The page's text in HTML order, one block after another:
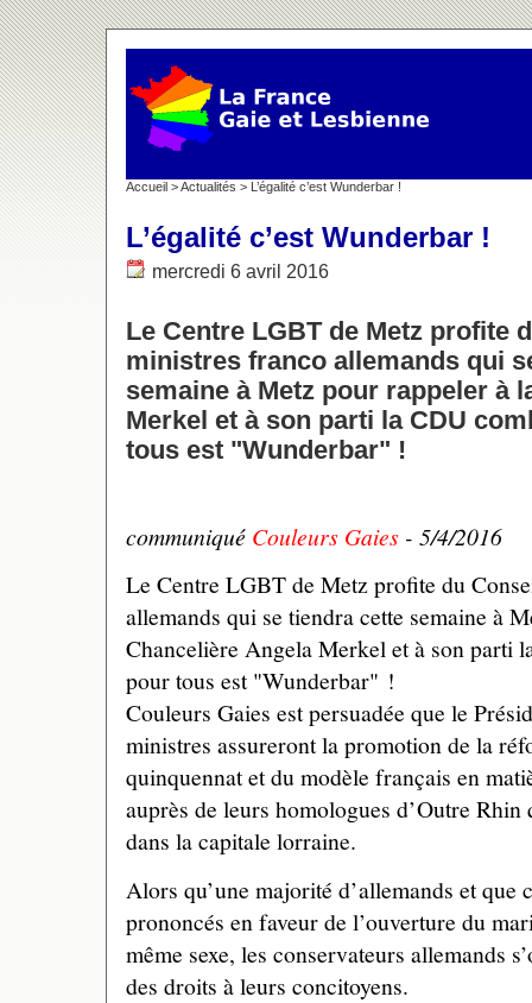
Accueil >Actualités > L’égalité c’est Wunderbar !
L’égalité c’est Wunderbar !
mercredi 6 avril 2016
Le Centre LGBT de Metz profite
ministres franco allemands qui
semaine à Metz pour rappeler à
Merkel et à son parti la CDU
tous est "Wunderbar" !
communiqué Couleurs Gaies - 5/4/2016
Le Centre LGBT de Metz profite du
allemands qui se tiendra cette semaine à
Chancelière Angela Merkel et à son parti
pour tous est "Wunderbar" !
Couleurs Gaies est persuadée que le
ministres assureront la promotion de la
quinquennat et du modèle français en
auprès de leurs homologues d’Outre
dans la capitale lorraine.
Alors qu’une majorité d’allemands et que
prononcés en faveur de l’ouverture du
même sexe, les conservateurs allemands
des droits à leurs concitoyens.